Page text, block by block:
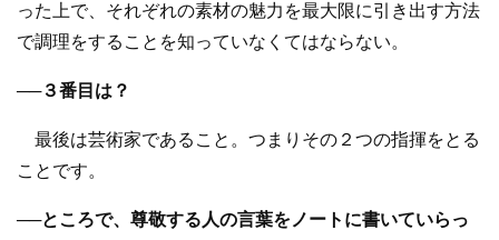
った上で、それぞれの素材の魅力を最大限に引き出す方法
で調理をすることを知っていなくてはならない。
──３番目は？
最後は芸術家であること。つまりその２つの指揮をとる
ことです。
──ところで、尊敬する人の言葉をノートに書いていらっ